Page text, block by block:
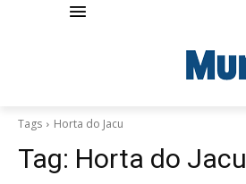
Tags Horta do Jacu
Tag: Horta do Jacu